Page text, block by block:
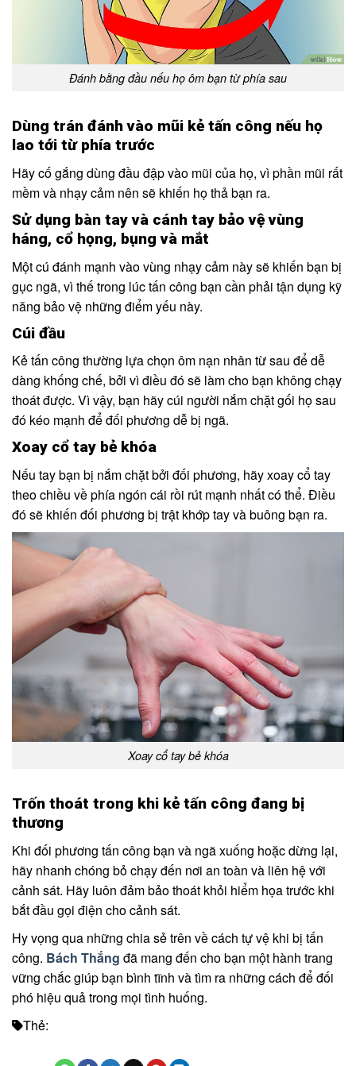
Đánh bằng đầu nếu họ ôm bạn từ phía sau
Dùng trán đánh vào mũi kẻ tấn công nếu họ
lao tới từ phía trước
Hãy cố gắng dùng đầu đập vào mũi của họ, vì phần mũi rất
mềm và nhạy cảm nên sẽ khiến họ thả bạn ra.
Sử dụng bàn tay và cánh tay bảo vệ vùng
háng, cổ họng, bụng và mắt
Một cú đánh mạnh vào vùng nhạy cảm này sẽ khiến bạn bị
gục ngã, vì thế trong lúc tấn công bạn cần phải tận dụng kỹ
năng bảo vệ những điểm yếu này.
Cúi đầu
Kẻ tấn công thường lựa chọn ôm nạn nhân từ sau để dễ
dàng khống chế, bởi vì điều đó sẽ làm cho bạn không chạy
thoát được. Vì vậy, bạn hãy cúi người nắm chặt gối họ sau
đó kéo mạnh để đối phương dễ bị ngã.
Xoay cổ tay bẻ khóa
Nếu tay bạn bị nắm chặt bởi đối phương, hãy xoay cổ tay
theo chiều về phía ngón cái rồi rút mạnh nhất có thể. Điều
đó sẽ khiến đối phương bị trật khớp tay và buông bạn ra.
Xoay cổ tay bẻ khóa
Trốn thoát trong khi kẻ tấn công đang bị
thương
Khi đối phương tấn công bạn và ngã xuống hoặc dừng lại,
hãy nhanh chóng bỏ chạy đến nơi an toàn và liên hệ với
cảnh sát. Hãy luôn đảm bảo thoát khỏi hiểm họa trước khi
bắt đầu gọi điện cho cảnh sát.
Hy vọng qua những chia sẻ trên về cách tự vệ khi bị tấn
công. Bách Thắng đã mang đến cho bạn một hành trang
vững chắc giúp bạn bình tĩnh và tìm ra những cách để đối
phó hiệu quả trong mọi tình huống.
Thẻ: